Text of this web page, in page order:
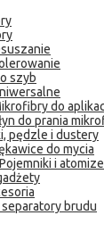
szyb
do
do prania
pędzle i dustery
do mycia
i
separatory brudu